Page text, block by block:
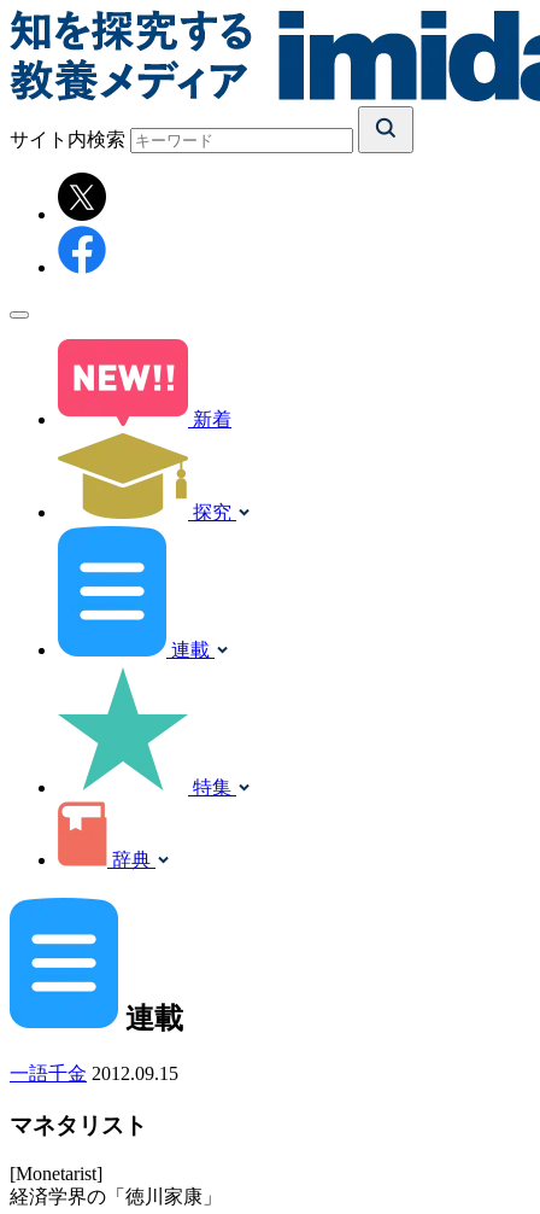
サイト内検索
新着
探究
連載
特集
辞典
連載
一語千金 2012.09.15
マネタリスト
[Monetarist]
経済学界の「徳川家康」